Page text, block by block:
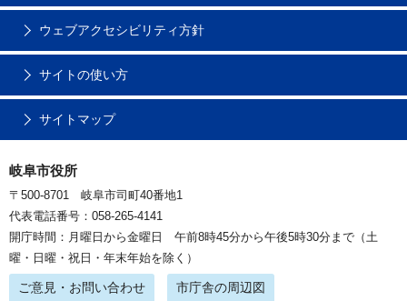
ウェブアクセシビリティ方針
サイトの使い方
サイトマップ
岐阜市役所
〒500-8701 岐阜市司町40番地1
代表電話番号：058-265-4141
開庁時間：月曜日から金曜日 午前8時45分から午後5時30分まで（土
曜・日曜・祝日・年末年始を除く）
ご意見・お問い合わせ 市庁舎の周辺図